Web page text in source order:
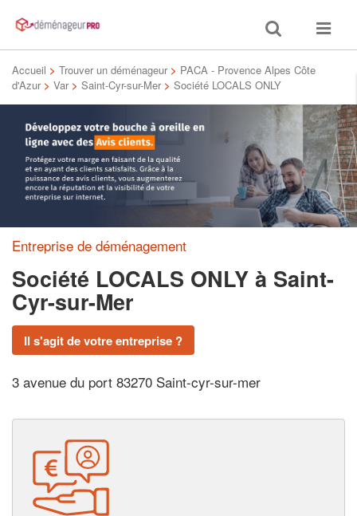
Toggle
search
Toggle
Accueil > Trouver un déménageur > PACA - Provence Alpes Côte
d'Azur > Var > Saint-Cyr-sur-Mer > Société LOCALS ONLY
Entreprise de déménagement
Société LOCALS ONLY à Saint-
Cyr-sur-Mer
Il s'agit de votre entreprise ?
3 avenue du port 83270 Saint-cyr-sur-mer